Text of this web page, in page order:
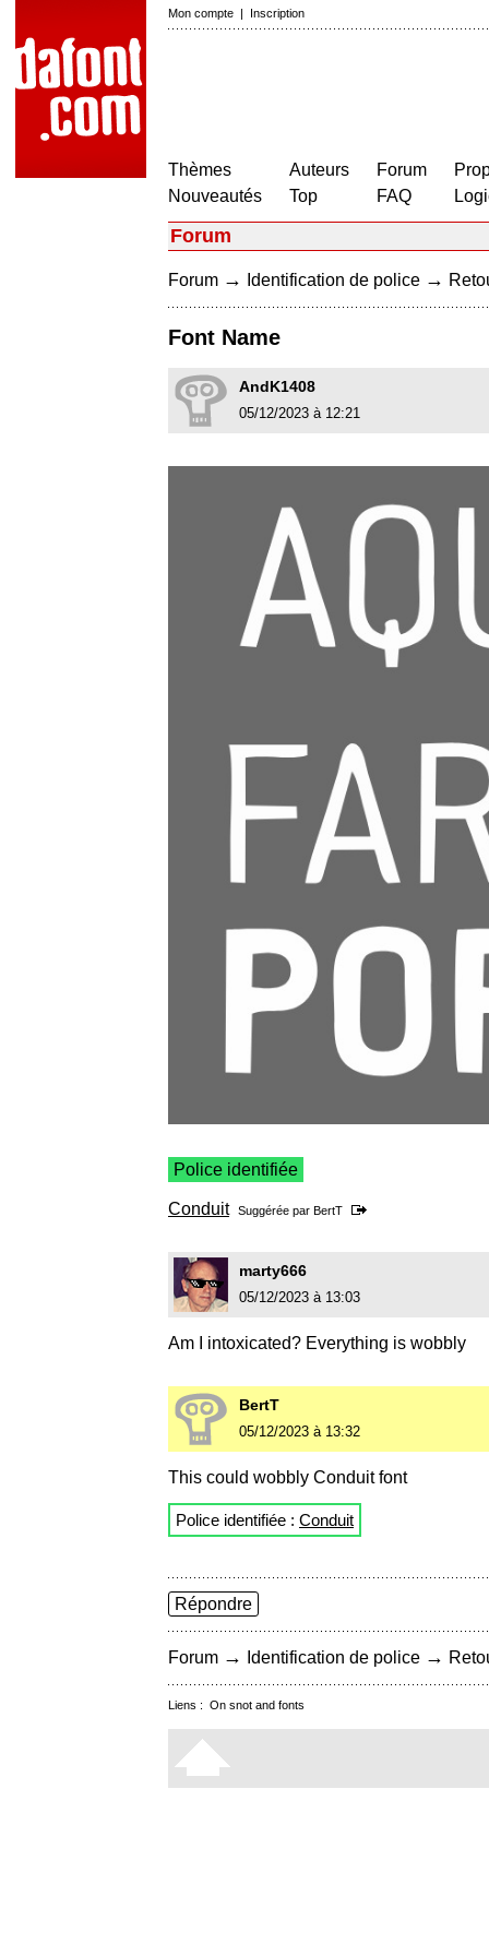
Mon compte | Inscription
Thèmes
Nouveautés
Auteurs
Top
Forum
FAQ
Forum
Forum → Identification de police →
Font Name
AndK1408
05/12/2023 à 12:21
Police identifiée
Conduit Suggérée par BertT
marty666
05/12/2023 à 13:03
Am I intoxicated? Everything is wobbly
BertT
05/12/2023 à 13:32
This could wobbly Conduit font
Police identifiée : Conduit
Répondre
Forum → Identification de police →
Liens : On snot and fonts